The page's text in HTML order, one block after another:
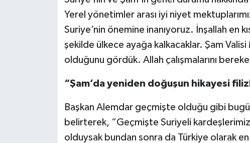
Yerel yönetimler arası iyi niyet
Suriye’nin önemine inanıyoruz. İnşallah en
şekilde ülkece ayağa kalkacaklar. Şam
olduğunu gördük. Allah çalışmalarını
“Şam’da yeniden doğuşun hikayesi
Başkan Alemdar geçmişte olduğu gibi
belirterek, “Geçmişte Suriyeli
olduysak bundan sonra da Türkiye olarak